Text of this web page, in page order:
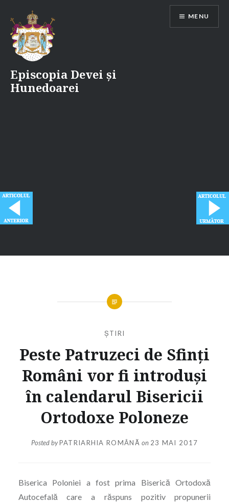
content
Episcopia Devei și
Hunedoarei
MENU
ȘTIRI
Peste Patruzeci de Sfinţi
Români vor fi introduşi
în calendarul Bisericii
Ortodoxe Poloneze
Posted byPATRIARHIA ROMÂNĂ on 23 MAI 2017
Biserica Poloniei a fost prima Biserică Ortodoxă
Autocefală care a răspuns pozitiv propunerii